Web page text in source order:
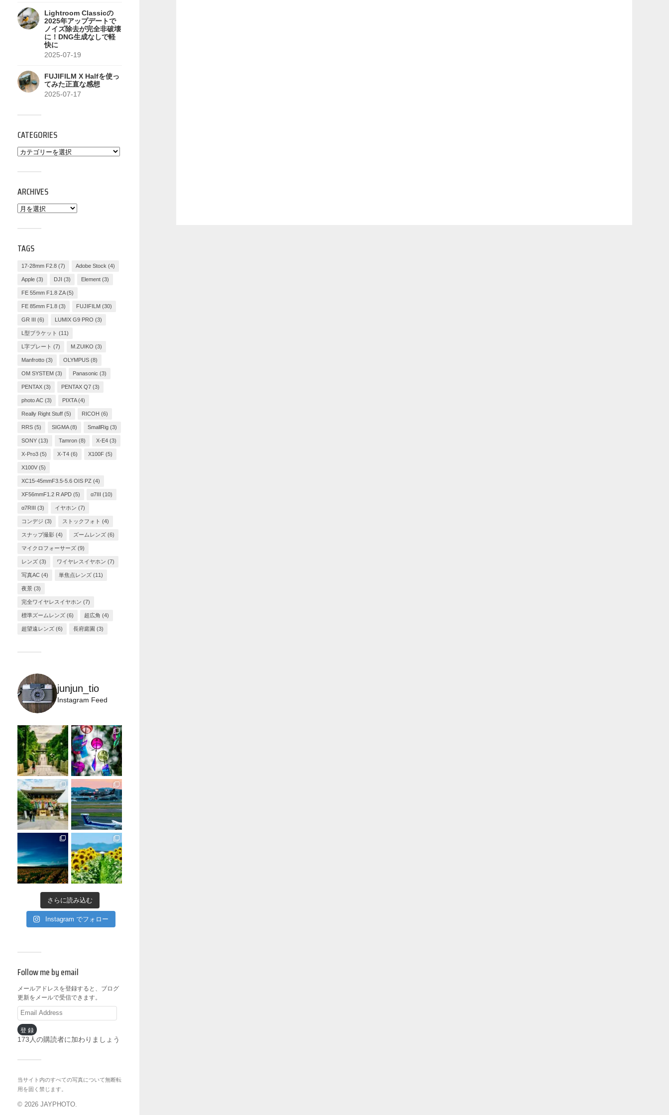
Lightroom Classicの
2025年アップデートで
ノイズ除去が完全非破壊
に！DNG生成なしで軽
快に
2025-07-19
FUJIFILM X Halfを使っ
てみた正直な感想
2025-07-17
CATEGORIES
ARCHIVES
TAGS
17-28mm F2.8 (7) Adobe Stock (4)
Apple (3) DJI (3) Element (3)
FE 55mm F1.8 ZA(5)
FE 85mm F1.8 (3) FUJIFILM (30)
GR III (6) LUMIX G9 PRO (3)
L型ブラケット (11)
L字プレート (7) M.ZUIKO (3)
Manfrotto (3) OLYMPUS (8)
OM SYSTEM (3) Panasonic (3)
PENTAX (3) PENTAX Q7 (3)
photo AC (3) PIXTA(4)
Really Right Stuff (5) RICOH (6)
RRS (5) SIGMA(8) SmallRig (3)
SONY (13) Tamron (8) X-E4 (3)
X-Pro3 (5) X-T4 (6) X100F (5)
X100V (5)
XC15-45mmF3.5-5.6 OIS PZ (4)
XF56mmF1.2 R APD (5) α7III (10)
α7RIII (3) イヤホン (7)
コンデジ (3) ストックフォト (4)
スナップ撮影 (4) ズームレンズ (6)
マイクロフォーサーズ (9)
レンズ (3) ワイヤレスイヤホン (7)
写真AC (4) 単焦点レンズ (11)
夜景 (3)
完全ワイヤレスイヤホン (7)
標準ズームレンズ (6) 超広角 (4)
超望遠レンズ (6) 長府庭園 (3)
junjun_tio
Instagram Feed
さらに読み込む
Instagram でフォロー
Follow me by email
メールアドレスを登録すると、ブログ
更新をメールで受信できます。
登録
173人の購読者に加わりましょう
当サイト内のすべての写真について無断転
用を固く禁じます。
© 2026 JAYPHOTO.